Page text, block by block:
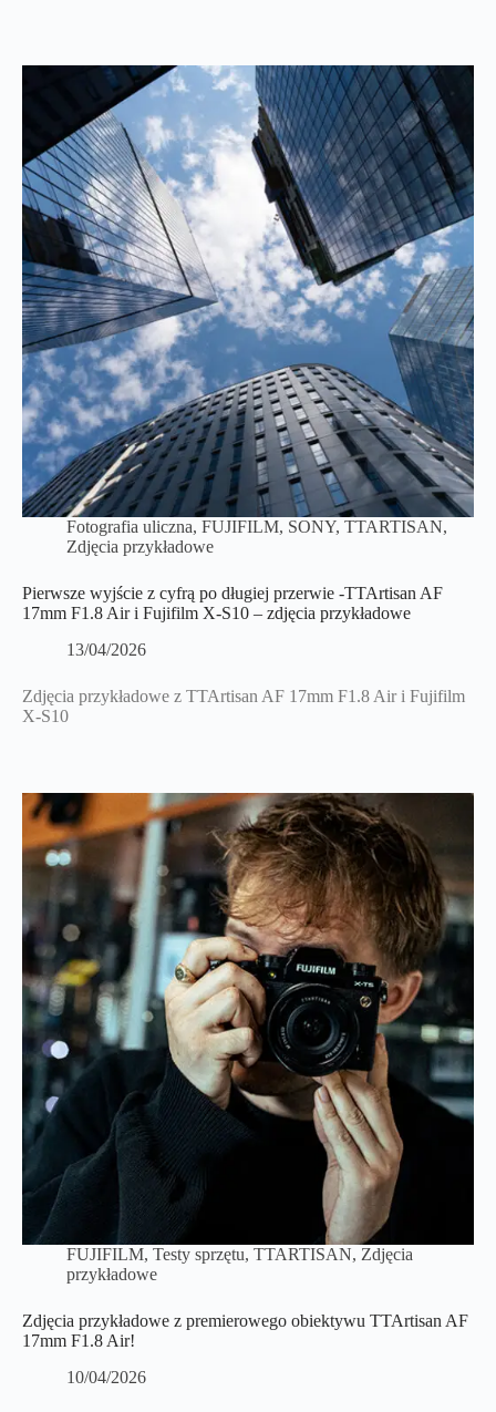
Fotografia uliczna, FUJIFILM, SONY, TTARTISAN,
Zdjęcia przykładowe
Pierwsze wyjście z cyfrą po długiej przerwie -TTArtisan AF
17mm F1.8 Air i Fujifilm X-S10 – zdjęcia przykładowe
13/04/2026
Zdjęcia przykładowe z TTArtisan AF 17mm F1.8 Air i Fujifilm
X-S10
FUJIFILM, Testy sprzętu, TTARTISAN, Zdjęcia
przykładowe
Zdjęcia przykładowe z premierowego obiektywu TTArtisan AF
17mm F1.8 Air!
10/04/2026